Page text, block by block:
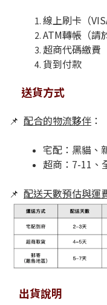
線上刷卡（
ATM轉帳（請
超商代碼繳費
貨到付款
送貨方式
📌 配合的物流夥伴 ：
宅配：黑貓、
超商：7-11、
📌 配送天數預估與運
出貨說明